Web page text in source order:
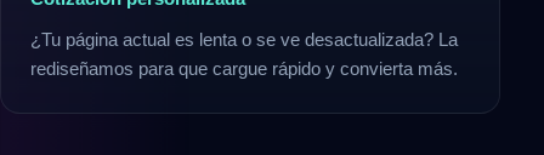
¿Tu página actual es lenta o se ve desactualizada? La
rediseñamos para que cargue rápido y convierta más.